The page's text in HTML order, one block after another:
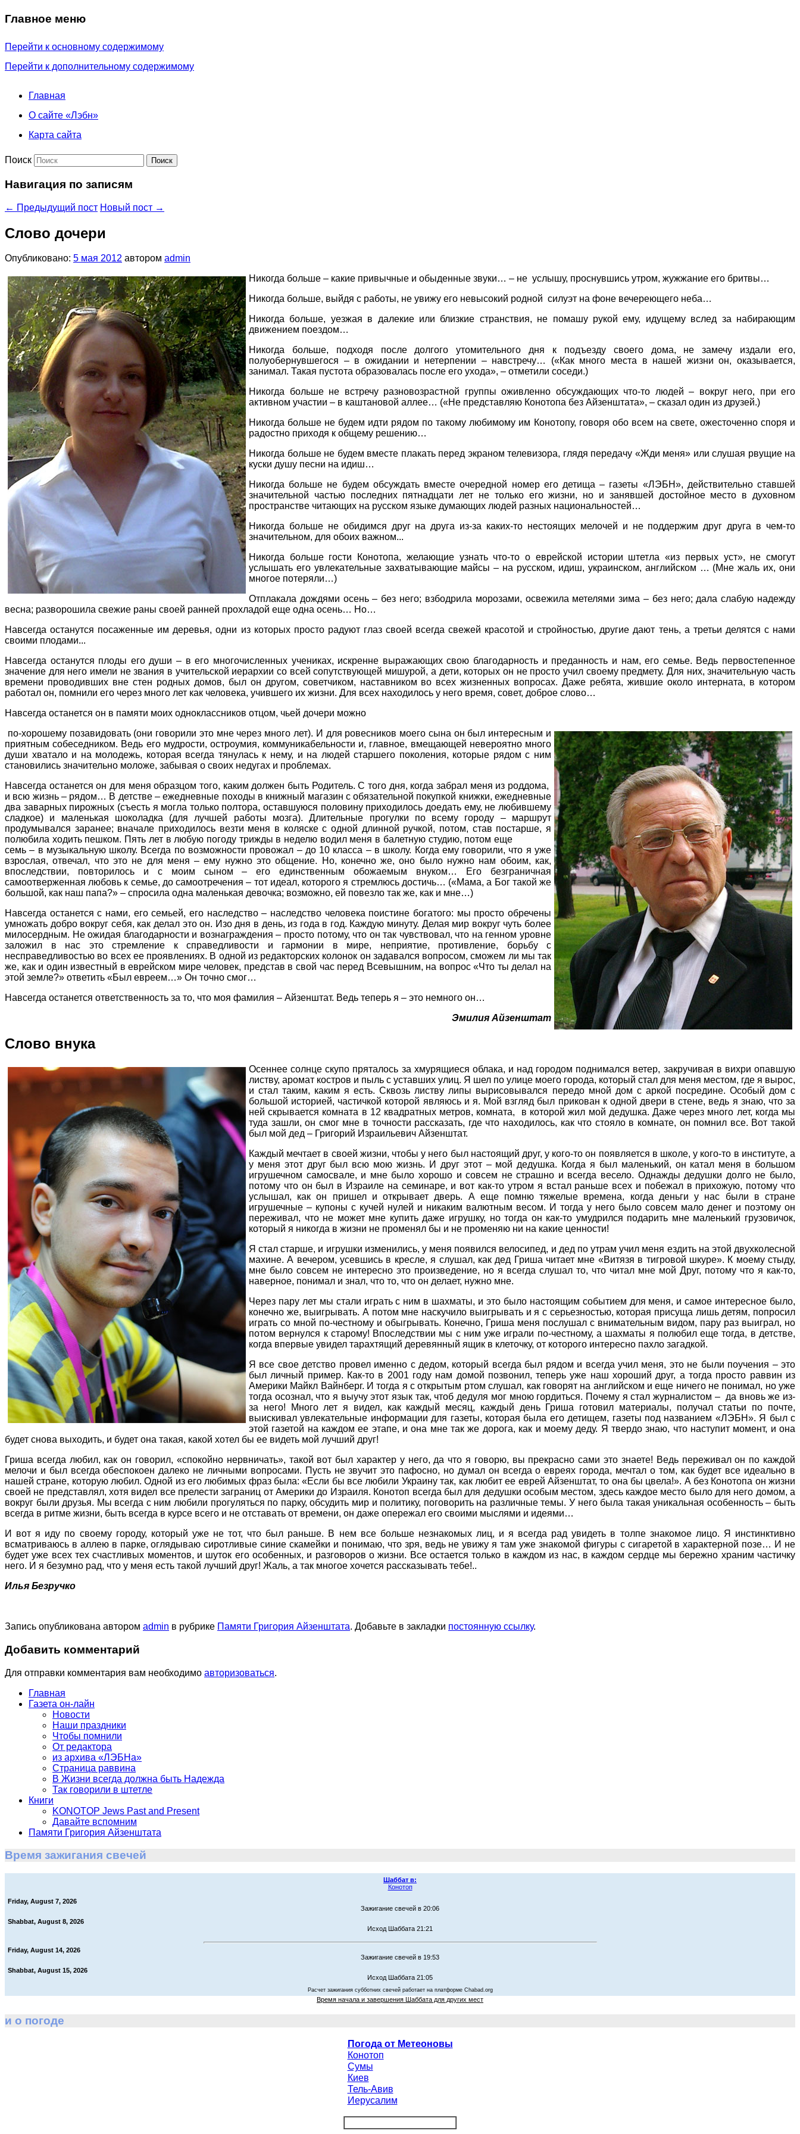
Главное меню
Перейти к основному содержимому
Перейти к дополнительному содержимому
Главная
О сайте «Лэбн»
Карта сайта
Поиск
Навигация по записям
← Предыдущий пост Новый пост →
Слово дочери
Опубликовано: 5 мая 2012 автором admin
Никогда больше – какие привычные и обыденные звуки… – не услышу, проснувшись утром, жужжание его бритвы…
Никогда больше, выйдя с работы, не увижу его невысокий родной силуэт на фоне вечереющего неба…
Никогда больше, уезжая в далекие или близкие странствия, не помашу рукой ему, идущему вслед за набирающим
движением поездом…
Никогда больше, подходя после долгого утомительного дня к подъезду своего дома, не замечу издали его,
полуобернувшегося – в ожидании и нетерпении – навстречу… («Как много места в нашей жизни он, оказывается,
занимал. Такая пустота образовалась после его ухода», – отметили соседи.)
Никогда больше не встречу разновозрастной группы оживленно обсуждающих что-то людей – вокруг него, при его
активном участии – в каштановой аллее… («Не представляю Конотопа без Айзенштата», – сказал один из друзей.)
Никогда больше не будем идти рядом по такому любимому им Конотопу, говоря обо всем на свете, ожесточенно споря и
радостно приходя к общему решению…
Никогда больше не будем вместе плакать перед экраном телевизора, глядя передачу «Жди меня» или слушая рвущие на
куски душу песни на идиш…
Никогда больше не будем обсуждать вместе очередной номер его детища – газеты «ЛЭБН», действительно ставшей
значительной частью последних пятнадцати лет не только его жизни, но и занявшей достойное место в духовном
пространстве читающих на русском языке думающих людей разных национальностей…
Никогда больше не обидимся друг на друга из-за каких-то нестоящих мелочей и не поддержим друг друга в чем-то
значительном, для обоих важном...
Никогда больше гости Конотопа, желающие узнать что-то о еврейской истории штетла «из первых уст», не смогут
услышать его увлекательные захватывающие майсы – на русском, идиш, украинском, английском … (Мне жаль их, они
многое потеряли…)
Отплакала дождями осень – без него; взбодрила морозами, освежила метелями зима – без него; дала слабую надежду
весна; разворошила свежие раны своей ранней прохладой еще одна осень… Но…
Навсегда останутся посаженные им деревья, одни из которых просто радуют глаз своей всегда свежей красотой и стройностью, другие дают тень, а третьи делятся с нами
своими плодами...
Навсегда останутся плоды его души – в его многочисленных учениках, искренне выражающих свою благодарность и преданность и нам, его семье. Ведь первостепенное
значение для него имели не звания в учительской иерархии со всей сопутствующей мишурой, а дети, которых он не просто учил своему предмету. Для них, значительную часть
времени проводивших вне стен родных домов, был он другом, советчиком, наставником во всех жизненных вопросах. Даже ребята, жившие около интерната, в котором
работал он, помнили его через много лет как человека, учившего их жизни. Для всех находилось у него время, совет, доброе слово…
Навсегда останется он в памяти моих одноклассников отцом, чьей дочери можно
по-хорошему позавидовать (они говорили это мне через много лет). И для ровесников моего сына он был интересным и
приятным собеседником. Ведь его мудрости, остроумия, коммуникабельности и, главное, вмещающей невероятно много
души хватало и на молодежь, которая всегда тянулась к нему, и на людей старшего поколения, которые рядом с ним
становились значительно моложе, забывая о своих недугах и проблемах.
Навсегда останется он для меня образцом того, каким должен быть Родитель. С того дня, когда забрал меня из роддома,
и всю жизнь – рядом… В детстве – ежедневные походы в книжный магазин с обязательной покупкой книжки, ежедневные
два заварных пирожных (съесть я могла только полтора, оставшуюся половину приходилось доедать ему, не любившему
сладкое) и маленькая шоколадка (для лучшей работы мозга). Длительные прогулки по всему городу – маршрут
продумывался заранее; вначале приходилось везти меня в коляске с одной длинной ручкой, потом, став постарше, я
полюбила ходить пешком. Пять лет в любую погоду трижды в неделю водил меня в балетную студию, потом еще
семь – в музыкальную школу. Всегда по возможности провожал – до 10 класса – в школу. Когда ему говорили, что я уже
взрослая, отвечал, что это не для меня – ему нужно это общение. Но, конечно же, оно было нужно нам обоим, как,
впоследствии, повторилось и с моим сыном – его единственным обожаемым внуком… Его безграничная
самоотверженная любовь к семье, до самоотречения – тот идеал, которого я стремлюсь достичь… («Мама, а Бог такой же
большой, как наш папа?» – спросила одна маленькая девочка; возможно, ей повезло так же, как и мне…)
Навсегда останется с нами, его семьей, его наследство – наследство человека поистине богатого: мы просто обречены
умножать добро вокруг себя, как делал это он. Изо дня в день, из года в год. Каждую минуту. Делая мир вокруг чуть более
милосердным. Не ожидая благодарности и вознаграждения – просто потому, что он так чувствовал, что на генном уровне
заложил в нас это стремление к справедливости и гармонии в мире, неприятие, противление, борьбу с
несправедливостью во всех ее проявлениях. В одной из редакторских колонок он задавался вопросом, сможем ли мы так
же, как и один известный в еврейском мире человек, представ в свой час перед Всевышним, на вопрос «Что ты делал на
этой земле?» ответить «Был евреем…» Он точно смог…
Навсегда останется ответственность за то, что моя фамилия – Айзенштат. Ведь теперь я – это немного он…
Эмилия Айзенштат
Слово внука
Осеннее солнце скупо пряталось за хмурящиеся облака, и над городом поднимался ветер, закручивая в вихри опавшую
листву, аромат костров и пыль с уставших улиц. Я шел по улице моего города, который стал для меня местом, где я вырос,
и стал таким, каким я есть. Сквозь листву липы вырисовывался передо мной дом с аркой посредине. Особый дом с
большой историей, частичкой которой являюсь и я. Мой взгляд был прикован к одной двери в стене, ведь я знаю, что за
ней скрывается комната в 12 квадратных метров, комната, в которой жил мой дедушка. Даже через много лет, когда мы
туда зашли, он смог мне в точности рассказать, где что находилось, как что стояло в комнате, он помнил все. Вот такой
был мой дед – Григорий Израильевич Айзенштат.
Каждый мечтает в своей жизни, чтобы у него был настоящий друг, у кого-то он появляется в школе, у кого-то в институте, а
у меня этот друг был всю мою жизнь. И друг этот – мой дедушка. Когда я был маленький, он катал меня в большом
игрушечном самосвале, и мне было хорошо и совсем не страшно и всегда весело. Однажды дедушки долго не было,
потому что он был в Израиле на семинаре, и вот как-то утром я встал раньше всех и побежал в прихожую, потому что
услышал, как он пришел и открывает дверь. А еще помню тяжелые времена, когда деньги у нас были в стране
игрушечные – купоны с кучей нулей и никаким валютным весом. И тогда у него было совсем мало денег и поэтому он
переживал, что не может мне купить даже игрушку, но тогда он как-то умудрился подарить мне маленький грузовичок,
который я никогда в жизни не променял бы и не променяю ни на какие ценности!
Я стал старше, и игрушки изменились, у меня появился велосипед, и дед по утрам учил меня ездить на этой двухколесной
махине. А вечером, усевшись в кресле, я слушал, как дед Гриша читает мне «Витязя в тигровой шкуре». К моему стыду,
мне было совсем не интересно это произведение, но я всегда слушал то, что читал мне мой Друг, потому что я как-то,
наверное, понимал и знал, что то, что он делает, нужно мне.
Через пару лет мы стали играть с ним в шахматы, и это было настоящим событием для меня, и самое интересное было,
конечно же, выигрывать. А потом мне наскучило выигрывать и я с серьезностью, которая присуща лишь детям, попросил
играть со мной по-честному и обыгрывать. Конечно, Гриша меня послушал с внимательным видом, пару раз выиграл, но
потом вернулся к старому! Впоследствии мы с ним уже играли по-честному, а шахматы я полюбил еще тогда, в детстве,
когда впервые увидел тарахтящий деревянный ящик в клеточку, от которого интересно пахло загадкой.
Я все свое детство провел именно с дедом, который всегда был рядом и всегда учил меня, это не были поучения – это
был личный пример. Как-то в 2001 году нам домой позвонил, теперь уже наш хороший друг, а тогда просто раввин из
Америки Майкл Вайнберг. И тогда я с открытым ртом слушал, как говорят на английском и еще ничего не понимал, но уже
тогда осознал, что я выучу этот язык так, чтоб дедуля мог мною гордиться. Почему я стал журналистом – да вновь же из-
за него! Много лет я видел, как каждый месяц, каждый день Гриша готовил материалы, получал статьи по почте,
выискивал увлекательные информации для газеты, которая была его детищем, газеты под названием «ЛЭБН». Я был с
этой газетой на каждом ее этапе, и она мне так же дорога, как и моему деду. Я твердо знаю, что наступит момент, и она
будет снова выходить, и будет она такая, какой хотел бы ее видеть мой лучший друг!
Гриша всегда любил, как он говорил, «спокойно нервничать», такой вот был характер у него, да что я говорю, вы прекрасно сами это знаете! Ведь переживал он по каждой
мелочи и был всегда обеспокоен далеко не личными вопросами. Пусть не звучит это пафосно, но думал он всегда о евреях города, мечтал о том, как будет все идеально в
нашей стране, которую любил. Одной из его любимых фраз была: «Если бы все любили Украину так, как любит ее еврей Айзенштат, то она бы цвела!». А без Конотопа он жизни
своей не представлял, хотя видел все прелести заграниц от Америки до Израиля. Конотоп всегда был для дедушки особым местом, здесь каждое место было для него домом, а
вокруг были друзья. Мы всегда с ним любили прогуляться по парку, обсудить мир и политику, поговорить на различные темы. У него была такая уникальная особенность – быть
всегда в ритме жизни, быть всегда в курсе всего и не отставать от времени, он даже опережал его своими мыслями и идеями…
И вот я иду по своему городу, который уже не тот, что был раньше. В нем все больше незнакомых лиц, и я всегда рад увидеть в толпе знакомое лицо. Я инстинктивно
всматриваюсь в аллею в парке, оглядываю сиротливые синие скамейки и понимаю, что зря, ведь не увижу я там уже знакомой фигуры с сигаретой в характерной позе… И не
будет уже всех тех счастливых моментов, и шуток его особенных, и разговоров о жизни. Все остается только в каждом из нас, в каждом сердце мы бережно храним частичку
него. И я безумно рад, что у меня есть такой лучший друг! Жаль, а так многое хочется рассказывать тебе!..
Илья Безручко
Запись опубликована автором admin в рубрике Памяти Григория Айзенштата. Добавьте в закладки постоянную ссылку.
Добавить комментарий
Для отправки комментария вам необходимо авторизоваться.
Главная
Газета он-лайн
Новости
Наши праздники
Чтобы помнили
От редактора
из архива «ЛЭБНа»
Страница раввина
В Жизни всегда должна быть Надежда
Так говорили в штетле
Книги
KONOTOP Jews Past and Present
Давайте вспомним
Памяти Григория Айзенштата
Время зажигания свечей
Шаббат в:
Конотоп
Friday, August 7, 2026
Зажигание свечей в 20:06
Shabbat, August 8, 2026
Исход Шаббата 21:21
Friday, August 14, 2026
Зажигание свечей в 19:53
Shabbat, August 15, 2026
Исход Шаббата 21:05
Расчет зажигания субботних свечей работает на платформе Chabad.org
Время начала и завершения Шаббата для других мест
и о погоде
Погода от Метеоновы
Конотоп
Сумы
Киев
Тель-Авив
Иерусалим